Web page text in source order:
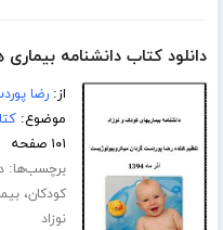
دانلود کتاب دانشنامه
از:رضا
موضوع:
۱۰۱ صفحه
برچسب‌ها:
کودکان،
نوزاد